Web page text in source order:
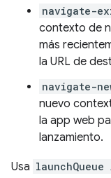
navigate-
contexto de
más
la URL de
navigate-
nuevo
la app web
lanzamiento.
Usa launchQueue